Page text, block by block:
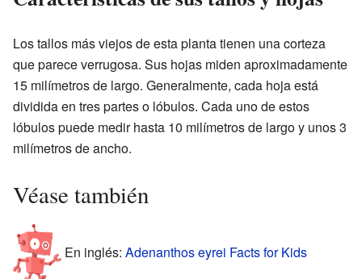
Los tallos más viejos de esta planta tienen una corteza
que parece verrugosa. Sus hojas miden aproximadamente
15 milímetros de largo. Generalmente, cada hoja está
dividida en tres partes o lóbulos. Cada uno de estos
lóbulos puede medir hasta 10 milímetros de largo y unos 3
milímetros de ancho.
Véase también
En inglés: Adenanthos eyrei Facts for Kids